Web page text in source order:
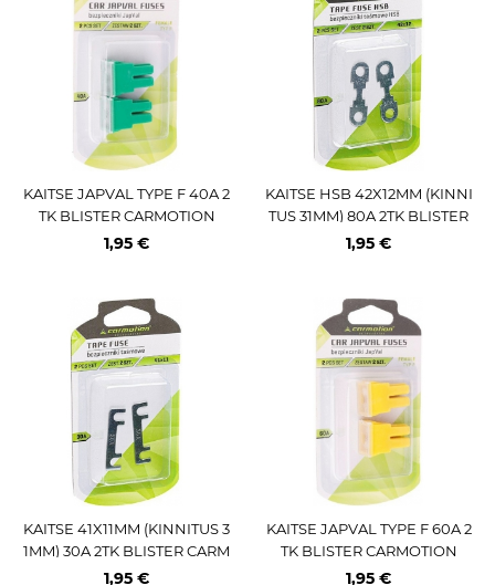
KAITSE JAPVAL TYPE F 40A 2
TK BLISTER CARMOTION
1,95 €
KAITSE HSB 42X12MM (KINNI
TUS 31MM) 80A 2TK BLISTER
CARMOTION
1,95 €
KAITSE 41X11MM (KINNITUS 3
1MM) 30A 2TK BLISTER CARM
OTION
1,95 €
KAITSE JAPVAL TYPE F 60A 2
TK BLISTER CARMOTION
1,95 €